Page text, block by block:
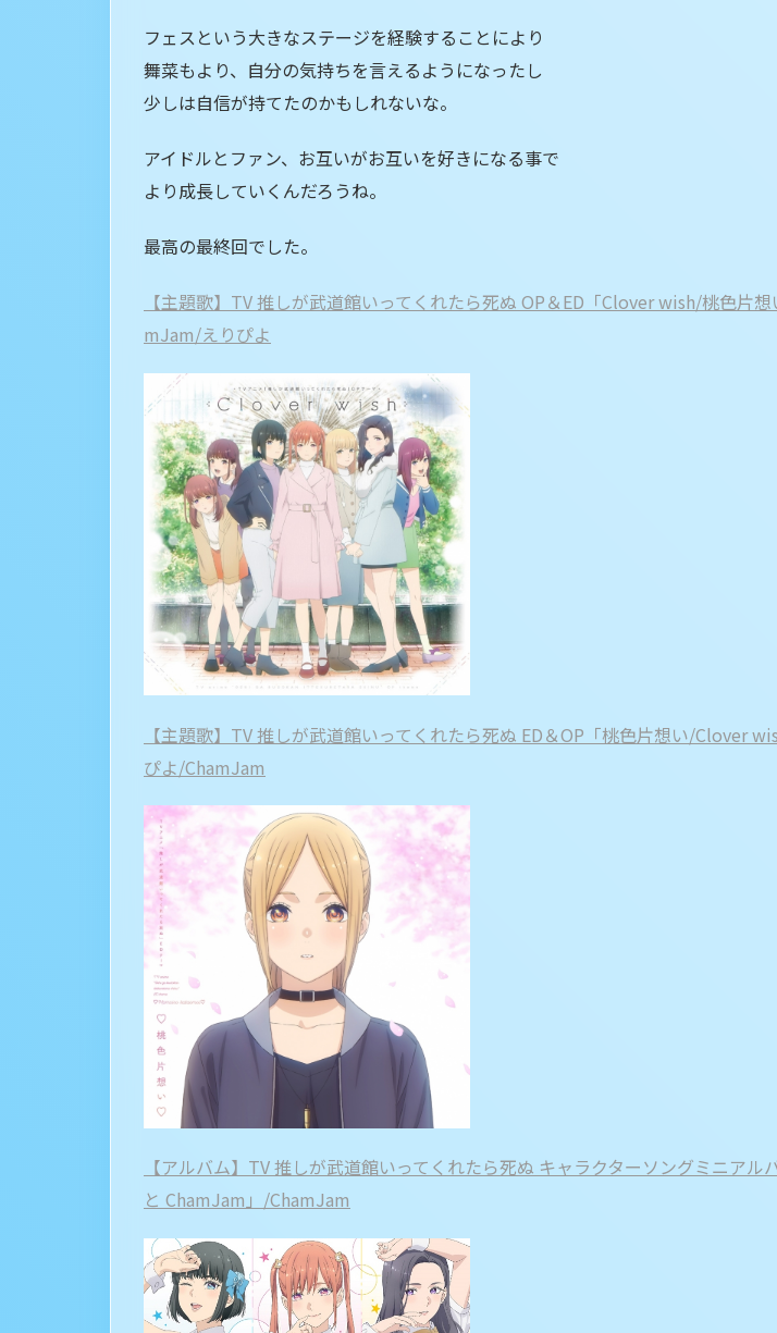
フェスという大きなステージを経験することにより
舞菜もより、自分の気持ちを言えるようになったし
少しは自信が持てたのかもしれないな。
アイドルとファン、お互いがお互いを好きになる事で
より成長していくんだろうね。
最高の最終回でした。
【主題歌】TV 推しが武道館いってくれたら死ぬ OP＆ED「Clover wish/桃色片想
mJam/えりぴよ
【主題歌】TV 推しが武道館いってくれたら死ぬ ED＆OP「桃色片想い/Clover
ぴよ/ChamJam
【アルバム】TV 推しが武道館いってくれたら死ぬ キャラクターソングミニアル
と ChamJam」/ChamJam